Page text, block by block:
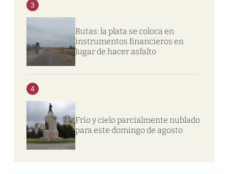
3
Rutas: la plata se coloca en
instrumentos financieros en
lugar de hacer asfalto
4
Frío y cielo parcialmente nublado
para este domingo de agosto